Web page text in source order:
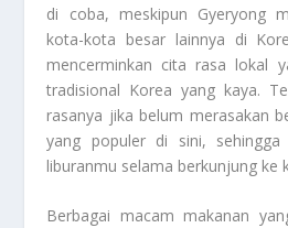
di coba, meskipun Gyeryong
kota-kota besar lainnya di
mencerminkan cita rasa lokal
tradisional Korea yang kaya.
rasanya jika belum merasakan
yang populer di sini, sehingga
liburanmu selama berkunjung ke
Berbagai macam makanan